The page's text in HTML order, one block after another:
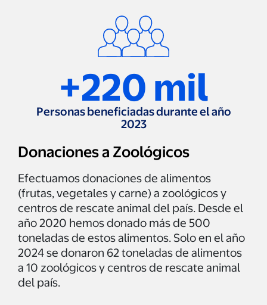
+220 mil
Personas beneficiadas durante el año
2023
Donaciones a Zoológicos
Efectuamos donaciones de alimentos
(frutas, vegetales y carne) a zoológicos y
centros de rescate animal del país. Desde el
año 2020 hemos donado más de 500
toneladas de estos alimentos. Solo en el año
2024 se donaron 62 toneladas de alimentos
a 10 zoológicos y centros de rescate animal
del país.